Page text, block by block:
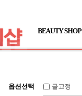
BEAUTY SHOP
옵션선택
글고정